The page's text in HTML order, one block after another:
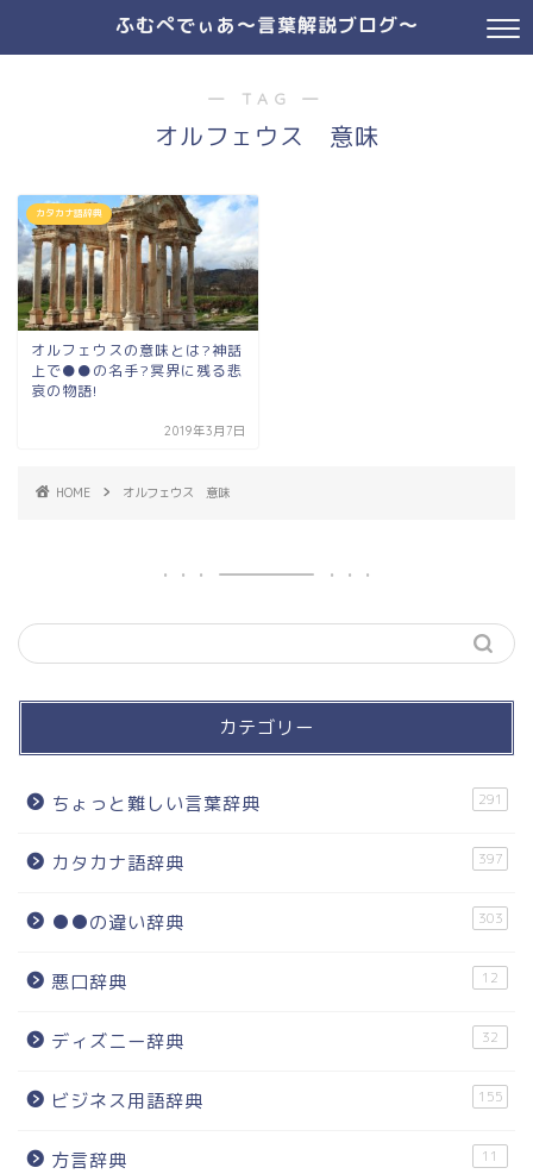
ふむぺでぃあ～言葉解説ブログ～
― TAG ―
オルフェウス 意味
カタカナ語辞典
オルフェウスの意味とは?神話
上で●●の名手?冥界に残る悲
哀の物語!
2019年3月7日
HOME オルフェウス 意味
カテゴリー
ちょっと難しい言葉辞典 291
カタカナ語辞典 397
●●の違い辞典 303
悪口辞典 12
ディズニー辞典 32
ビジネス用語辞典 155
方言辞典 11